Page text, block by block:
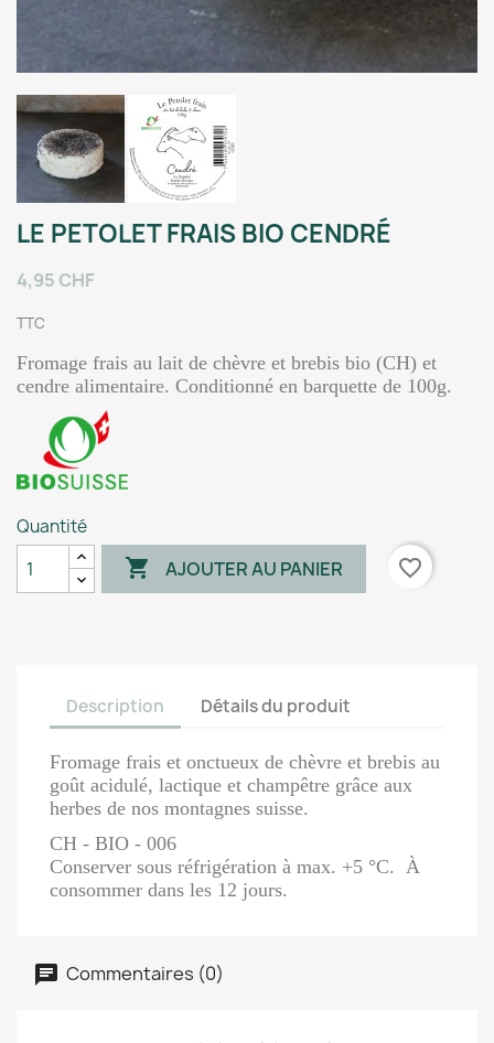
LE PETOLET FRAIS BIO CENDRÉ
4,95 CHF
TTC
Fromage frais au lait de chèvre et brebis bio (CH) et
cendre alimentaire. Conditionné en barquette de 100g.
Quantité
 AJOUTER AU PANIER favorite_border
Description Détails du produit
Fromage frais et onctueux de chèvre et brebis au
goût acidulé, lactique et champêtre grâce aux
herbes de nos montagnes suisse.
CH - BIO - 006
Conserver sous réfrigération à max. +5 °C. À
consommer dans les 12 jours.
Commentaires (0)